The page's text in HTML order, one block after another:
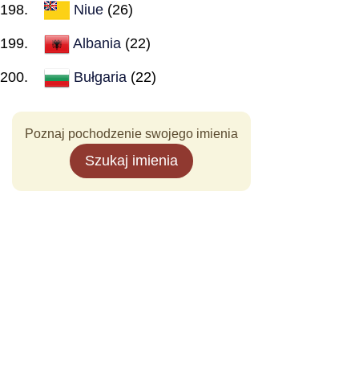
Niue (26)
Albania (22)
Bułgaria (22)
Poznaj pochodzenie swojego imienia
Szukaj imienia